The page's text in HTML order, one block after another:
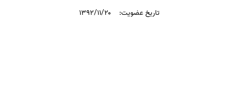
تاریخ عضویت: ۱۳۹۲/۱۱/۲۰